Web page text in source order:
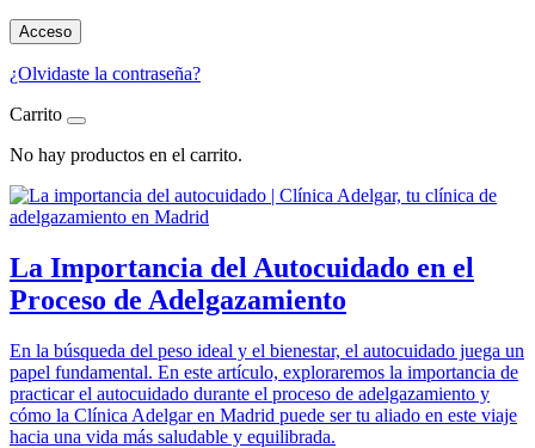
Acceso
¿Olvidaste la contraseña?
Carrito
No hay productos en el carrito.
La Importancia del Autocuidado en el
Proceso de Adelgazamiento
En la búsqueda del peso ideal y el bienestar, el autocuidado juega un
papel fundamental. En este artículo, exploraremos la importancia de
practicar el autocuidado durante el proceso de adelgazamiento y
cómo la Clínica Adelgar en Madrid puede ser tu aliado en este viaje
hacia una vida más saludable y equilibrada.